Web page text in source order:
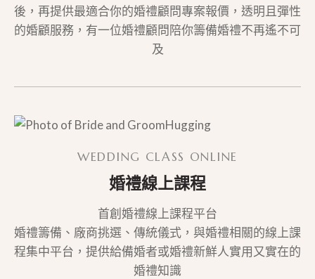
後，再提供最適合你的婚禮顧問專案報價，透明且彈性
的婚顧服務，有一位婚禮顧問陪你籌備婚禮不再遙不可
及
WEDDING CLASS ONLINE
婚禮線上課程
首創婚禮線上課程平台
婚禮籌備、廠商挑選、傳統儀式，與婚禮相關的線上課
程集中平台，提供給備婚者或婚禮新鮮人實用又實在的
婚禮知識